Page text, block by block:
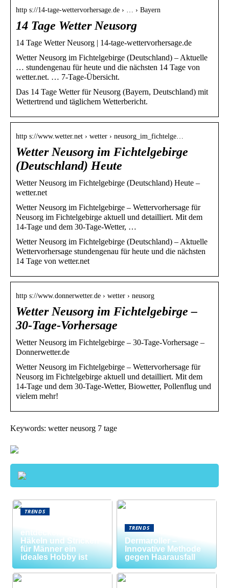
http s://14-tage-wettervorhersage.de › … › Bayern
14 Tage Wetter Neusorg
14 Tage Wetter Neusorg | 14-tage-wettervorhersage.de
Wetter Neusorg im Fichtelgebirge (Deutschland) – Aktuelle
… stundengenau für heute und die nächsten 14 Tage von
wetter.net. … 7-Tage-Übersicht.
Das 14 Tage Wetter für Neusorg (Bayern, Deutschland) mit
Wettertrend und täglichem Wetterbericht.
http s://www.wetter.net › wetter › neusorg_im_fichtelge…
Wetter Neusorg im Fichtelgebirge
(Deutschland) Heute
Wetter Neusorg im Fichtelgebirge (Deutschland) Heute –
wetter.net
Wetter Neusorg im Fichtelgebirge – Wettervorhersage für
Neusorg im Fichtelgebirge aktuell und detailliert. Mit dem
14-Tage und dem 30-Tage-Wetter, …
Wetter Neusorg im Fichtelgebirge (Deutschland) – Aktuelle
Wettervorhersage stundengenau für heute und die nächsten
14 Tage von wetter.net
http s://www.donnerwetter.de › wetter › neusorg
Wetter Neusorg im Fichtelgebirge –
30-Tage-Vorhersage
Wetter Neusorg im Fichtelgebirge – 30-Tage-Vorhersage –
Donnerwetter.de
Wetter Neusorg im Fichtelgebirge – Wettervorhersage für
Neusorg im Fichtelgebirge aktuell und detailliert. Mit dem
14-Tage und dem 30-Tage-Wetter, Biowetter, Pollenflug und
vielem mehr!
Keywords: wetter neusorg 7 tage
TRENDS
entdecken: Warum
Häkeln und Stricken
für Männer ein
ideales Hobby ist
TRENDS
Dermaroller –
Innovative Methode
gegen Haarausfall